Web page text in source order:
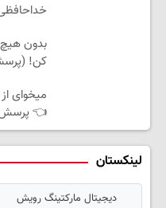
بدون
کن!
میخوای
👈
لینکستان
دیجیتال مارکتینگ رویش